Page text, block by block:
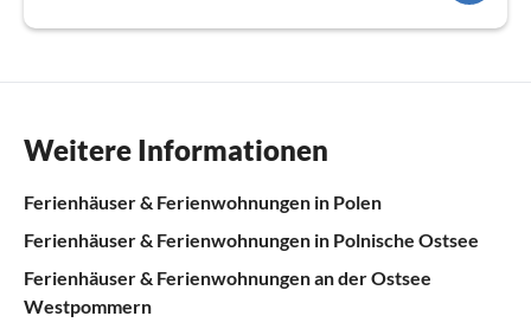
Weitere Informationen
Ferienhäuser & Ferienwohnungen in Polen
Ferienhäuser & Ferienwohnungen in Polnische Ostsee
Ferienhäuser & Ferienwohnungen an der Ostsee
Westpommern